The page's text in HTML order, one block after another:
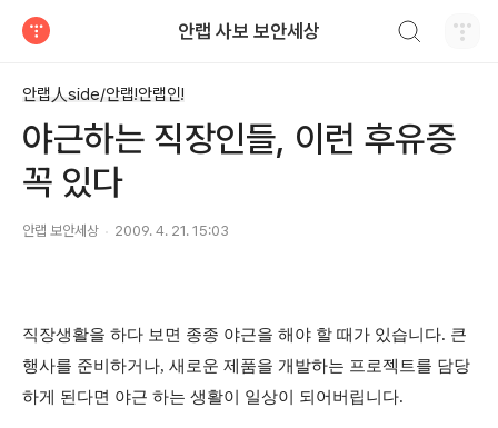
안랩 사보 보안세상
안랩人side/안랩!안랩인!
야근하는 직장인들, 이런 후유증
꼭 있다
안랩 보안세상 2009. 4. 21. 15:03
직장생활을 하다 보면 종종 야근을 해야 할 때가 있습니다. 큰
행사를 준비하거나, 새로운 제품을 개발하는 프로젝트를 담당
하게 된다면 야근 하는 생활이 일상이 되어버립니다.